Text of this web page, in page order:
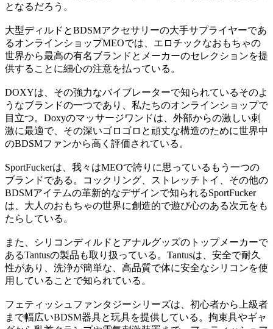
となるだろう。
大型ディルドとBDSMアクセサリーの大手サプライヤーであ
るオンラインショップMEOでは、エロチックなおもちゃの
世界から最高の有名ブランドとメーカーのセレクションを提
供することに細心の注意を払っている。
DOXYは、その強力なバイブレーターで知られているそのよ
うなブランドの一つであり、私たちのオンラインショップで
目立つ。Doxyのマッサージワンドは、外部からの激しい刺
激に最適で、その深いゴロゴロと頑丈な構造のために世界中
のBDSMファンから高く評価されている。
SportFuckerは、我々はMEOで誇りに思っているもう一つの
ブランドである。コックリング、ストレッチトイ、その他の
BDSMアイテムの革新的なデザインで知られるSportFucker
は、大人のおもちゃの世界に創造的で遊び心のある次元をも
たらしている。
また、シリコンディルドとアナルグッズのトップメーカーで
あるTantusの製品も取り扱っている。Tantusは、安全で耐久
性があり、洗浄が簡単な、高品質で体に安全なシリコンを使
用していることで知られている。
フェティッシュファンタジーシリーズは、初心者から上級者
まで幅広いBDSM器具と玩具を提供している。拘束具やギャ